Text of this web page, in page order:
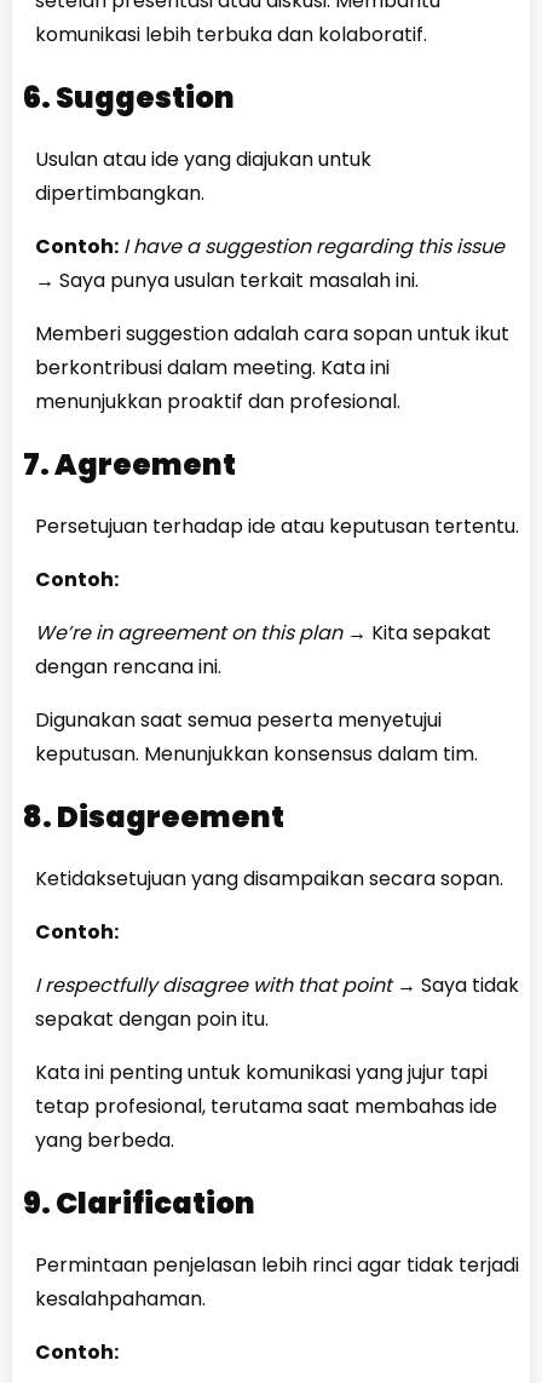
komunikasi lebih terbuka dan kolaboratif.
6. Suggestion
Usulan atau ide yang diajukan untuk
dipertimbangkan.
Contoh: I have a suggestion regarding this issue
→ Saya punya usulan terkait masalah ini.
Memberi suggestion adalah cara sopan untuk ikut
berkontribusi dalam meeting. Kata ini
menunjukkan proaktif dan profesional.
7. Agreement
Persetujuan terhadap ide atau keputusan tertentu.
Contoh:
We’re in agreement on this plan → Kita sepakat
dengan rencana ini.
Digunakan saat semua peserta menyetujui
keputusan. Menunjukkan konsensus dalam tim.
8. Disagreement
Ketidaksetujuan yang disampaikan secara sopan.
Contoh:
I respectfully disagree with that point → Saya tidak
sepakat dengan poin itu.
Kata ini penting untuk komunikasi yang jujur tapi
tetap profesional, terutama saat membahas ide
yang berbeda.
9. Clarification
Permintaan penjelasan lebih rinci agar tidak terjadi
kesalahpahaman.
Contoh: